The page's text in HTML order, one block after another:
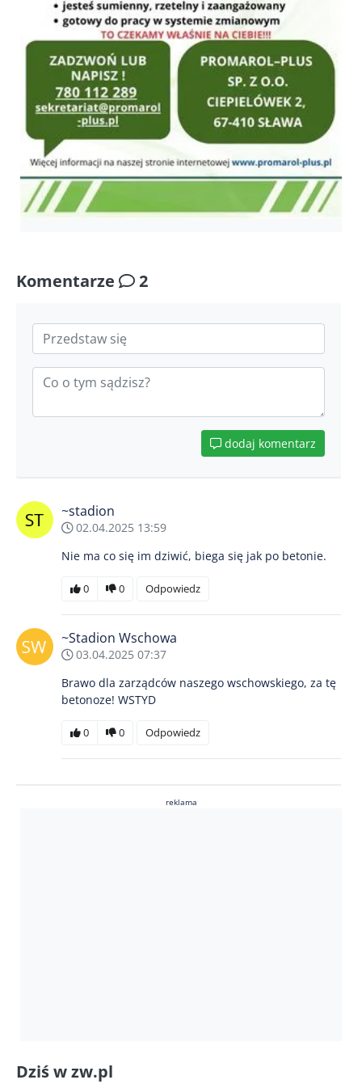
Komentarze 2
dodaj komentarz
~stadion
02.04.2025 13:59
Nie ma co się im dziwić, biega się jak po betonie.
0 0 Odpowiedz
~Stadion Wschowa
03.04.2025 07:37
Brawo dla zarządców naszego wschowskiego, za tę
betonoze! WSTYD
0 0 Odpowiedz
reklama
Dziś w zw.pl